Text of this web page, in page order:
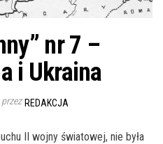
nr 7 –
i Ukraina
przez REDAKCJA
II wojny światowej, nie była